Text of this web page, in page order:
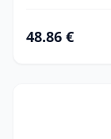
48.86 €